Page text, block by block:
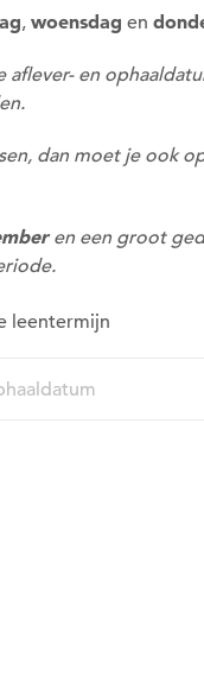
, woensdag en
en
dan moet je ook
en een groot
leentermijn
op te
te
zijn.